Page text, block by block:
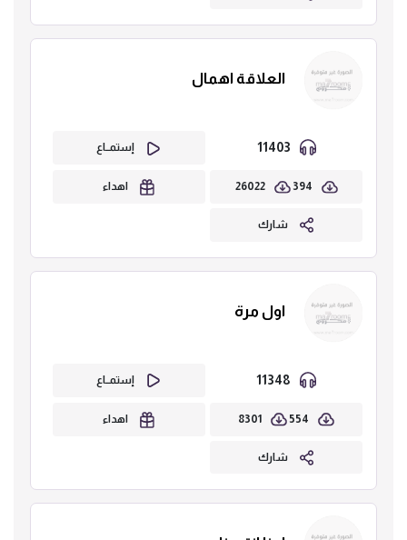
العلاقة اهمال
إستمــاع
394
26022 اهداء
شارك
اول مرة
إستمــاع
554
8301 اهداء
شارك